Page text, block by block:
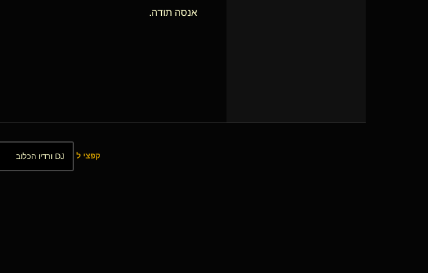
אנסה תודה.
קפצי ל